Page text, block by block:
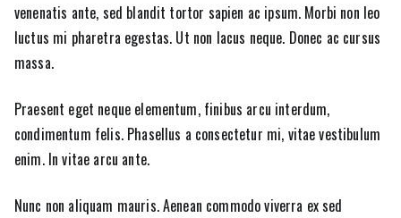
venenatis ante, sed blandit tortor sapien ac ipsum. Morbi non leo
luctus mi pharetra egestas. Ut non lacus neque. Donec ac cursus
massa.
Praesent eget neque elementum, finibus arcu interdum,
condimentum felis. Phasellus a consectetur mi, vitae vestibulum
enim. In vitae arcu ante.
Nunc non aliquam mauris. Aenean commodo viverra ex sed